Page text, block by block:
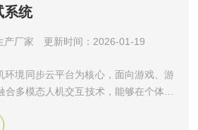
系统
产厂家 更新时间：2026-01-19
环境同步云平台为核心，面向游戏、游
多模态人机交互技术，能够在个体完
互行为、行为视频、动作姿态、物理